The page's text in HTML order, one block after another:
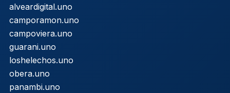
alveardigital.uno
camporamon.uno
campoviera.uno
guarani.uno
loshelechos.uno
obera.uno
panambi.uno